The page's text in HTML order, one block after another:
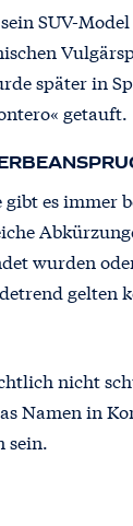
SUV-Model
später in
getauft.
es immer
wurden
gelten
nicht
Namen in
sein.